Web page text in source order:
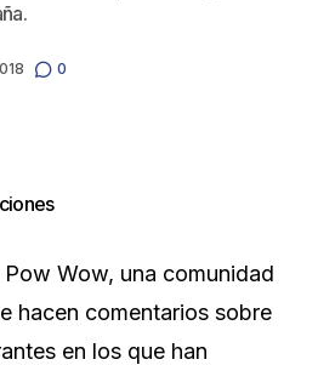
0
Wow, una comunidad
hacen comentarios sobre
en los que han